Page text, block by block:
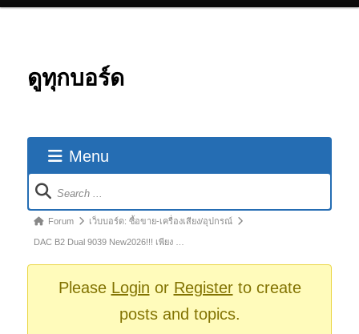
ดูทุกบอร์ด
Menu
Forum
Navigation
Forum
breadcrumbs
Forum เว็บบอร์ด: ซื้อขาย-เครื่องเสียง/อุปกรณ์
DAC B2 Dual 9039 New2026!!! เพียง …
Please Login or Registerto create
posts and topics.